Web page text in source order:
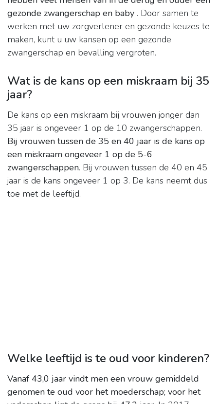
gezonde zwangerschap en baby . Door samen te
werken met uw zorgverlener en gezonde keuzes te
maken, kunt u uw kansen op een gezonde
zwangerschap en bevalling vergroten.
Wat is de kans op een miskraam bij 35
jaar?
De kans op een miskraam bij vrouwen jonger dan
35 jaar is ongeveer 1 op de 10 zwangerschappen.
Bij vrouwen tussen de 35 en 40 jaar is de kans op
een miskraam ongeveer 1 op de 5-6
zwangerschappen. Bij vrouwen tussen de 40 en 45
jaar is de kans ongeveer 1 op 3. De kans neemt dus
toe met de leeftijd.
Welke leeftijd is te oud voor kinderen?
Vanaf 43,0 jaar vindt men een vrouw gemiddeld
genomen te oud voor het moederschap; voor het